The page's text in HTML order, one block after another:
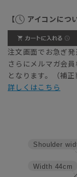
【 アイコンにつ
注文画面でお急ぎ発
さらにメルマガ会
となります。（補正
詳しくはこちら
Width 44cm
Shoulder